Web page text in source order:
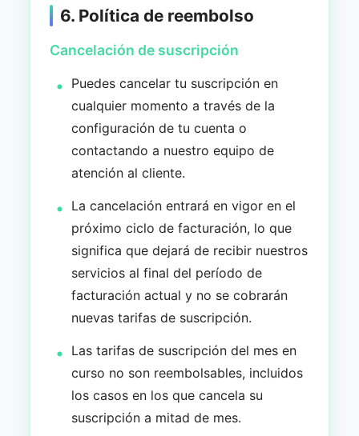
6. Política de reembolso
Cancelación de suscripción
Puedes cancelar tu suscripción en
cualquier momento a través de la
configuración de tu cuenta o
contactando a nuestro equipo de
atención al cliente.
La cancelación entrará en vigor en el
próximo ciclo de facturación, lo que
significa que dejará de recibir nuestros
servicios al final del período de
facturación actual y no se cobrarán
nuevas tarifas de suscripción.
Las tarifas de suscripción del mes en
curso no son reembolsables, incluidos
los casos en los que cancela su
suscripción a mitad de mes.